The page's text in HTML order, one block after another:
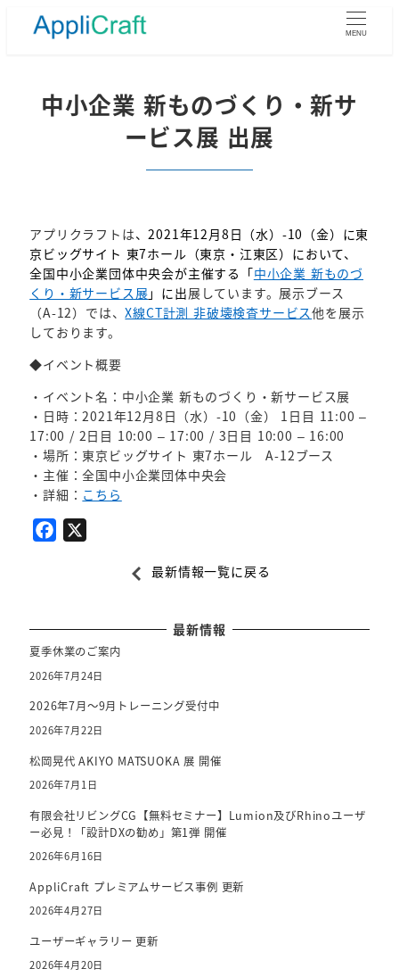
MENU
中小企業 新ものづくり・新サ
ービス展 出展
アプリクラフトは、2021年12月8日（水）-10（金）に東
京ビッグサイト 東7ホール（東京・江東区）において、
全国中小企業団体中央会が主催する「中小企業 新ものづ
くり・新サービス展」に出展しています。展示ブース
（A-12）では、X線CT計測 非破壊検査サービス他を展示
しております。
◆イベント概要
・イベント名：中小企業 新ものづくり・新サービス展
・日時：2021年12月8日（水）-10（金） 1日目 11:00 –
17:00 / 2日目 10:00 – 17:00 / 3日目 10:00 – 16:00
・場所：東京ビッグサイト 東7ホール A-12ブース
・主催：全国中小企業団体中央会
・詳細： こちら
o
o
最新情報一覧に戻る
最新情報
夏季休業のご案内
2026年7月24日
2026年7月～9月トレーニング受付中
2026年7月22日
松岡晃代 AKIYO MATSUOKA 展 開催
2026年7月1日
有限会社リビングCG【無料セミナー】Lumion及びRhinoユーザ
ー必見！「設計DXの勧め」第1弾 開催
2026年6月16日
AppliCraft プレミアムサービス事例 更新
2026年4月27日
ユーザーギャラリー 更新
2026年4月20日